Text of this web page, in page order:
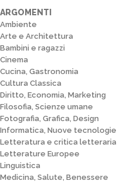
ARGOMENTI
Ambiente
Arte e Architettura
Bambini e ragazzi
Cinema
Cucina, Gastronomia
Cultura Classica
Diritto, Economia, Marketing
Filosofia, Scienze umane
Fotografia, Grafica, Design
Informatica, Nuove tecnologie
Letteratura e critica letteraria
Letterature Europee
Linguistica
Medicina, Salute, Benessere